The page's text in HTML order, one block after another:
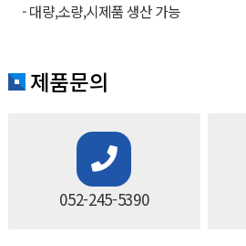
- 대량,소량,시제품 생산 가능
제품문의
052-245-5390